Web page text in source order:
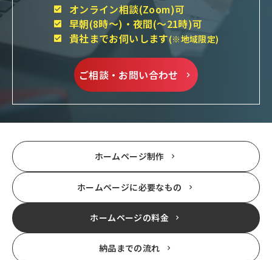
オンライン相談(Zoom)可
早朝(8時～)・夜間(～21時)可
貴社までお伺いします(※地域限定)
ご相談・お問い合わせ
ホームページ制作
ホームページに必要なもの
ホームページの料金
納品までの流れ